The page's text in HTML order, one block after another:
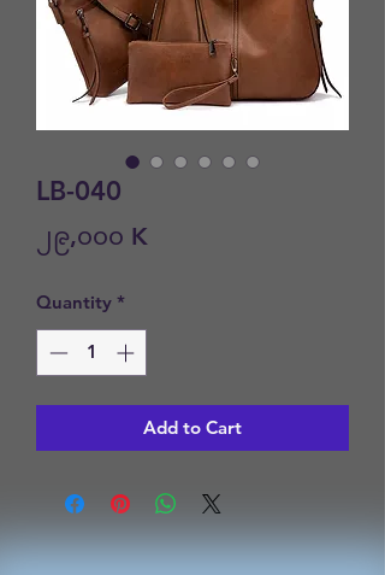
LB-040
၂၉,၀၀၀ K
Quantity *
Add to Cart